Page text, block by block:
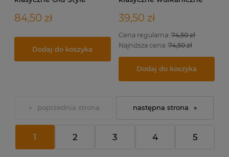
Płytki z cegły - lico
klasyczne Old Style
CLASSIC
Dodaj do koszyka
Płytki z cegły - lico
klasyczne wulkaniczne
39,50 zł
Cena regularna:74,50 zł
Najniższa cena:
Dodaj do koszyka
1